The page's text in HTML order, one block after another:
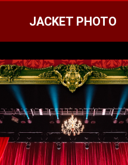
JACKET PHOTO